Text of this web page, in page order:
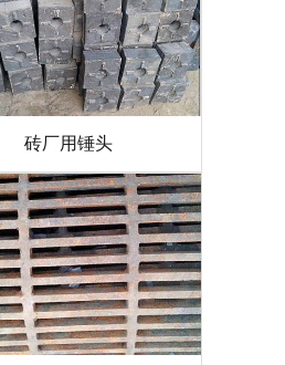
砖厂用锤头